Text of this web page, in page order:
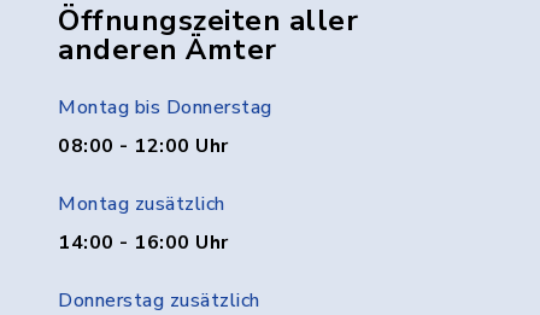
Öffnungszeiten aller
anderen Ämter
Montag bis Donnerstag
08:00 - 12:00 Uhr
Montag zusätzlich
14:00 - 16:00 Uhr
Donnerstag zusätzlich